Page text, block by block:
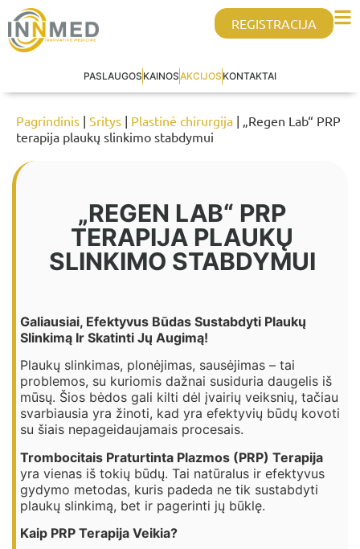
REGISTRACIJA
PASLAUGOS KAINOSAKCIJOS KONTAKTAI
Pagrindinis | Sritys | Plastinė chirurgija | „Regen Lab“ PRP
terapija plaukų slinkimo stabdymui
„REGEN LAB“ PRP
TERAPIJA PLAUKŲ
SLINKIMO STABDYMUI
Galiausiai, Efektyvus Būdas Sustabdyti Plaukų
Slinkimą Ir Skatinti Jų Augimą!
Plaukų slinkimas, plonėjimas, sausėjimas – tai
problemos, su kuriomis dažnai susiduria daugelis iš
mūsų. Šios bėdos gali kilti dėl įvairių veiksnių, tačiau
svarbiausia yra žinoti, kad yra efektyvių būdų kovoti
su šiais nepageidaujamais procesais.
Trombocitais Praturtinta Plazmos (PRP) Terapija
yra vienas iš tokių būdų. Tai natūralus ir efektyvus
gydymo metodas, kuris padeda ne tik sustabdyti
plaukų slinkimą, bet ir pagerinti jų būklę.
Kaip PRP Terapija Veikia?